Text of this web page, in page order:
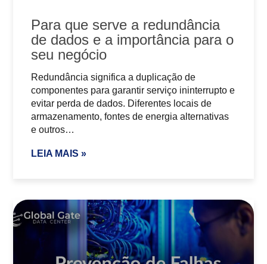
Para que serve a redundância
de dados e a importância para o
seu negócio
Redundância significa a duplicação de
componentes para garantir serviço ininterrupto e
evitar perda de dados. Diferentes locais de
armazenamento, fontes de energia alternativas
e outros…
LEIA MAIS »